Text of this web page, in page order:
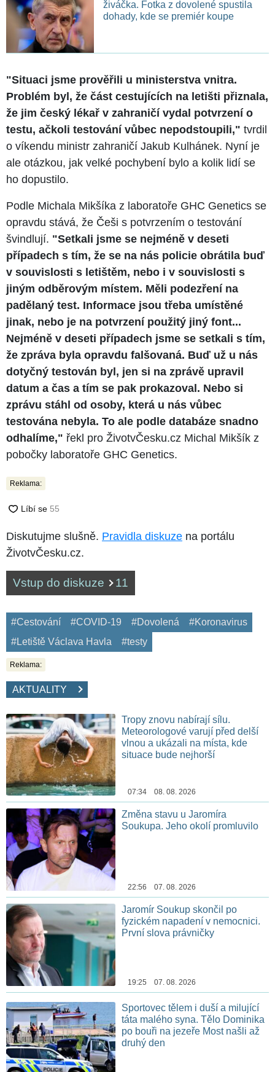
živáčka. Fotka z dovolené spustila
dohady, kde se premiér koupe
"Situaci jsme prověřili u ministerstva vnitra.
Problém byl, že část cestujících na letišti přiznala,
že jim český lékař v zahraničí vydal potvrzení o
testu, ačkoli testování vůbec nepodstoupili," tvrdil
o víkendu ministr zahraničí Jakub Kulhánek. Nyní je
ale otázkou, jak velké pochybení bylo a kolik lidí se
ho dopustilo.
Podle Michala Mikšíka z laboratoře GHC Genetics se
opravdu stává, že Češi s potvrzením o testování
švindlují. "Setkali jsme se nejméně v deseti
případech s tím, že se na nás policie obrátila buď
v souvislosti s letištěm, nebo i v souvislosti s
jiným odběrovým místem. Měli podezření na
padělaný test. Informace jsou třeba umístěné
jinak, nebo je na potvrzení použitý jiný font...
Nejméně v deseti případech jsme se setkali s tím,
že zpráva byla opravdu falšovaná. Buď už u nás
dotyčný testován byl, jen si na zprávě upravil
datum a čas a tím se pak prokazoval. Nebo si
zprávu stáhl od osoby, která u nás vůbec
testována nebyla. To ale podle databáze snadno
odhalíme," řekl pro ŽivotvČesku.cz Michal Mikšík z
pobočky laboratoře GHC Genetics.
Reklama:
Diskutujme slušně. Pravidla diskuze na portálu
ŽivotvČesku.cz.
Vstup do diskuze 11
#Cestování #COVID-19 #Dovolená
#Koronavirus
#Letiště Václava Havla
#testy
Reklama:
AKTUALITY
Tropy znovu nabírají sílu.
Meteorologové varují před delší
vlnou a ukázali na místa, kde
situace bude nejhorší
07:34 08. 08. 2026
Změna stavu u Jaromíra
Soukupa. Jeho okolí promluvilo
22:56 07. 08. 2026
Jaromír Soukup skončil po
fyzickém napadení v nemocnici.
První slova právničky
19:25 07. 08. 2026
Sportovec tělem i duší a milující
táta malého syna. Tělo Dominika
po bouři na jezeře Most našli až
druhý den